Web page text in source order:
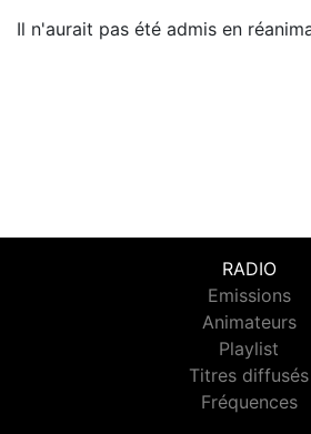
Il n'aurait pas été admis en
RADIO
Emissions
Animateurs
Playlist
Titres diffusés
Fréquences